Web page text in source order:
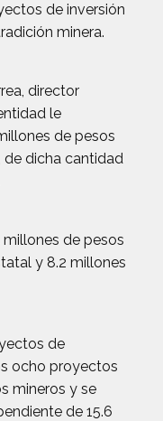
de inversión
minera.
director
le
de pesos
de dicha cantidad
de pesos
y 8.2 millones
de
ocho proyectos
mineros y se
de 15.6